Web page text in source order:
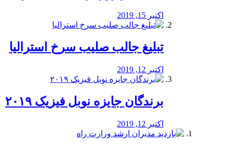
اکتبر 15, 2019
تبلیغ جالب صلیب سرخ استرالیا
اکتبر 12, 2019
برندگان جایزه نوبل فیزیک ۲۰۱۹
اکتبر 12, 2019